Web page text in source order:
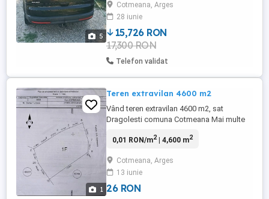
5
Cotmeana, Arges
28 iunie
15,726 RON
17,300 RON
Telefon validat
1
Teren extravilan 4600 m2
Vând teren extravilan 4600 m2, sat
Dragolesti comuna Cotmeana Mai multe
0,01 RON/m2| 4,600 m2
Cotmeana, Arges
13 iunie
26 RON